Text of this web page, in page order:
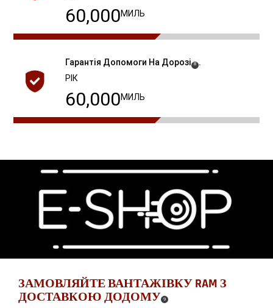
60,000МИЛЬ
Гарантія Допомоги На Дорозі (
Disclosure
8) .
РІК
60,000МИЛЬ
ЗАМОВЛЯЙТЕ ВАНТАЖІВКУ RAM З
ДОСТАВКОЮ ДОДОМУ (
DISCLOSURE
9)